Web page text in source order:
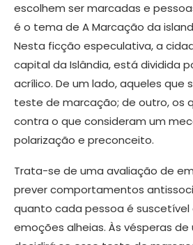
escolhem ser marcadas e
é o tema de A Marcação da
Nesta ficção especulativa, a
capital da Islândia, está dividida
acrílico. De um lado, aqueles que
teste de marcação; de outro, os
contra o que consideram um
polarização e preconceito.
Trata-se de uma avaliação de
prever comportamentos
quanto cada pessoa é suscetível
emoções alheias. Às vésperas